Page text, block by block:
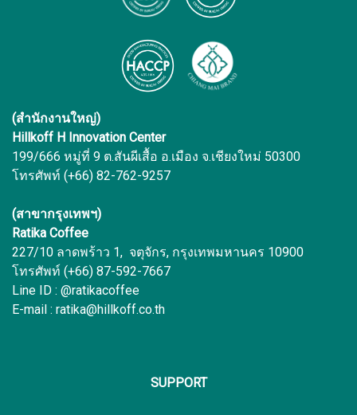
(สำนักงานใหญ่)
Hillkoff H Innovation Center
199/666 หมู่ที่ 9 ต.สันผีเสื้อ อ.เมือง จ.เชียงใหม่ 50300
โทรศัพท์ (+66) 82-762-9257
(สาขากรุงเทพฯ)
Ratika Coffee
227/10 ลาดพร้าว 1, จตุจักร, กรุงเทพมหานคร 10900
โทรศัพท์ (+66) 87-592-7667
Line ID : @ratikacoffee
E-mail : ratika@hillkoff.co.th
SUPPORT